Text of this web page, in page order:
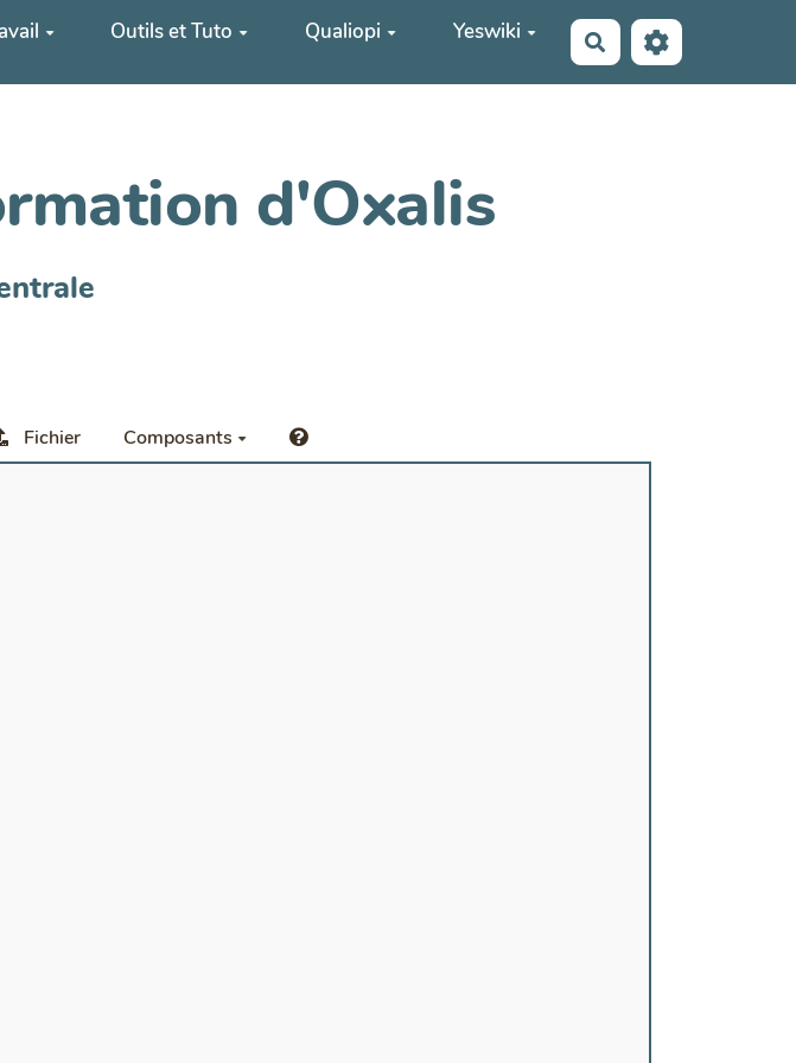
Outils et Tuto Qualiopi Yeswiki Rechercher
d'Oxalis
Fichier Composants